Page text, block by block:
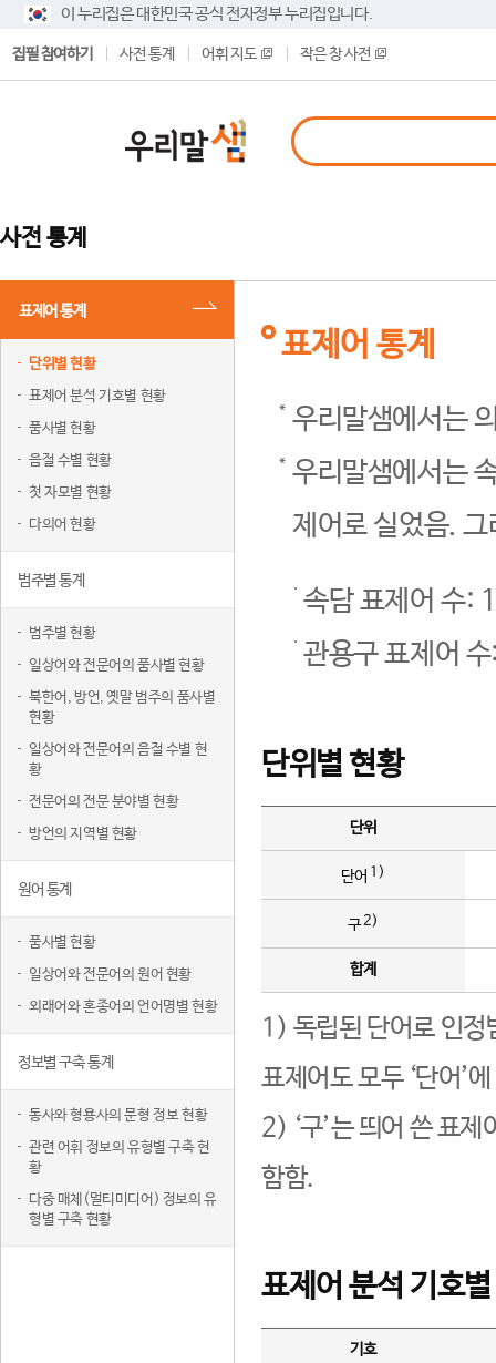
이 누리집은 대한민국 공식 전자정부 누리집입니다.
집필 참여하기 사전 통계 어휘 지도 작은 창 사전
사전 통계
표제어 통계
단위별 현황
표제어 분석 기호별 현황
품사별 현황
음절 수별 현황
첫 자모별 현황
다의어 현황
범주별 통계
범주별 현황
일상어와 전문어의 품사별 현황
북한어, 방언, 옛말 범주의 품사별
현황
일상어와 전문어의 음절 수별 현
황
전문어의 전문 분야별 현황
방언의 지역별 현황
원어 통계
품사별 현황
일상어와 전문어의 원어 현황
외래어와 혼종어의 언어명별 현황
정보별 구축 통계
동사와 형용사의 문형 정보 현황
관련 어휘 정보의 유형별 구축 현
황
다중 매체(멀티미디어) 정보의 유
형별 구축 현황
표제어 통계
우리말샘에서는
우리말샘에서는
제어로 실었음.
속담 표제어 수:
관용구 표제어
단위별 현황
단위
단어 1)
구2)
합계
1) 독립된 단어로 인정
표제어도 모두 ‘단어’
2) ‘구’는 띄어 쓴 표
함함.
표제어 분석 기호
기호